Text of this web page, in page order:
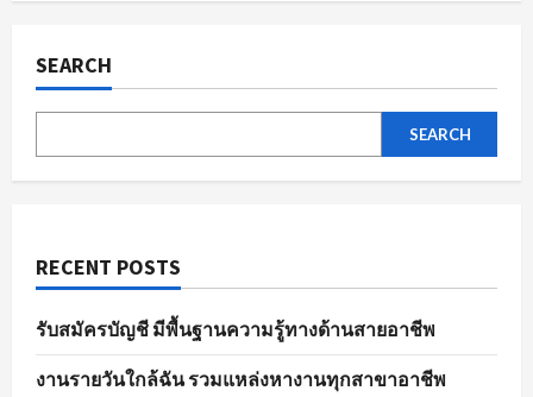
มี
pagination
SEARCH
SEARCH
RECENT POSTS
รับสมัครบัญชี มีพื้นฐานความรู้ทางด้านสายอาชีพ
งานรายวันใกล้ฉัน รวมแหล่งหางานทุกสาขาอาชีพ